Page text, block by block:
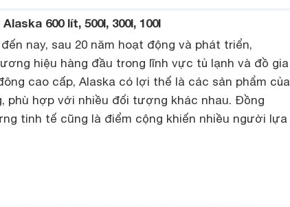
600 lít, 500l, 300l, 100l
nay, sau 20 năm hoạt động và phát triển,
hiệu hàng đầu trong lĩnh vực tủ lạnh và đồ gia
cao cấp, Alaska có lợi thế là các sản phẩm của
phù hợp với nhiều đối tượng khác nhau. Đồng
tinh tế cũng là điểm cộng khiến nhiều người lựa